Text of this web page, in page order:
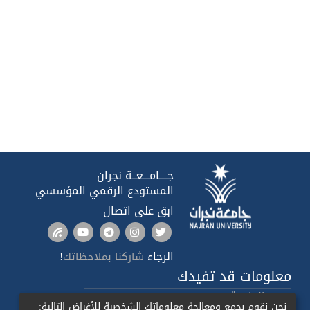
جــــامـــعــة نجران
المستودع الرقمي المؤسسي
ابق على اتصال
الرجاء شاركنا بملاحظاتك!
معلومات قد تفيدك
صدى الجامعة